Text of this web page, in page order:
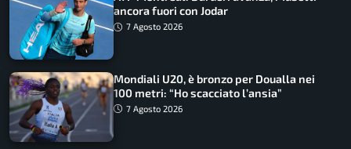
ancora fuori con Jodar
7 Agosto 2026
Mondiali U20, è bronzo per Doualla nei
100 metri: “Ho scacciato l’ansia”
7 Agosto 2026